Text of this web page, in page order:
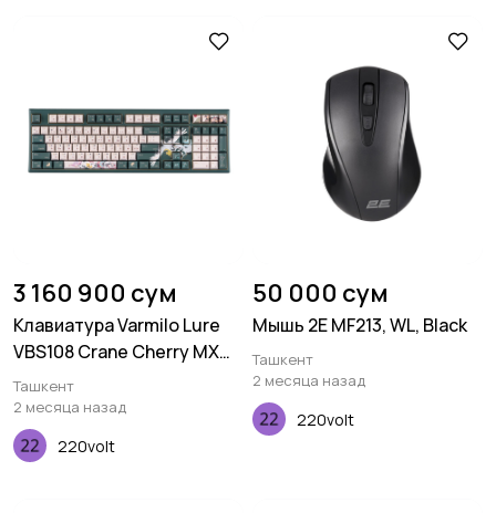
3 160 900 сум
Клавиатура Varmilo Lure
VBS108 Crane Cherry MX
Red, UA
Ташкент
2 месяца назад
220volt
50 000 сум
Мышь 2E MF213, WL, Black
Ташкент
2 месяца назад
220volt